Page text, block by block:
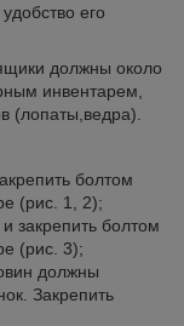
его
должны около
инвентарем
(лопаты ведра).
болтом
(рис. 1, 2);
закрепить болтом
(рис. 3);
должны
Закрепить